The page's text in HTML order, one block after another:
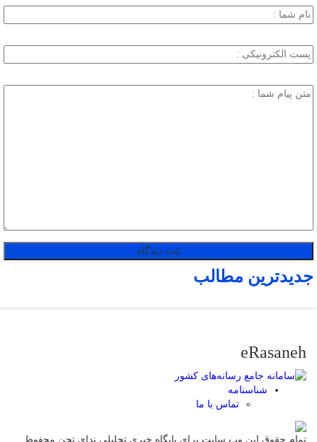
جدیدترین مطالب
eRasaneh
شناسنامه
تماس با ما
تمام حقوق این وب سایت برای پایگاه خبری تحلیلی ندای تجن محفوظ